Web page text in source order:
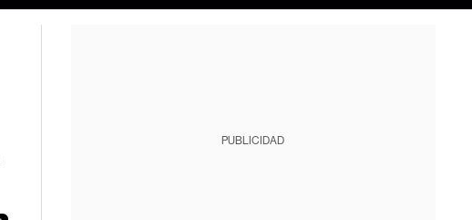
PUBLICIDAD